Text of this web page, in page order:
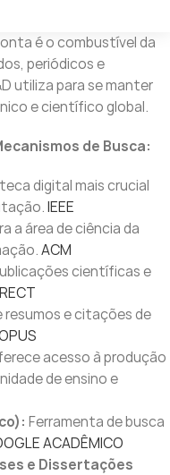
é o combustível da
periódicos e
utiliza para se manter
e científico global.
de Busca:
digital mais crucial
IEEE
a área de ciência da
ACM
científicas e
resumos e citações de
acesso à produção
de ensino e
Ferramenta de busca
ACADÊMICO
e Dissertações